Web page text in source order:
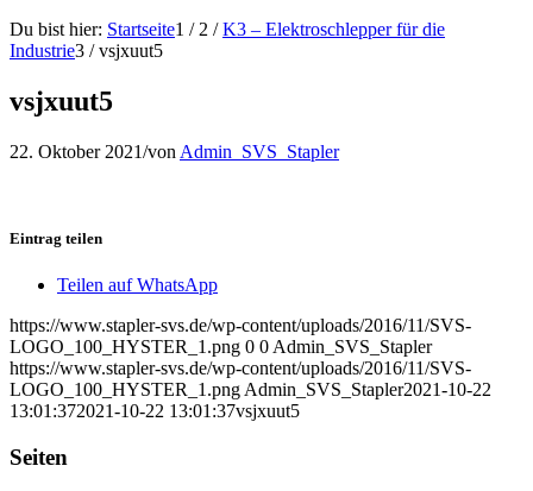
Du bist hier: Startseite1 / 2 / K3 – Elektroschlepper für die
Industrie3 / vsjxuut5
vsjxuut5
22. Oktober 2021/von Admin_SVS_Stapler
Eintrag teilen
Teilen auf WhatsApp
https://www.stapler-svs.de/wp-content/uploads/2016/11/SVS-
LOGO_100_HYSTER_1.png 0 0 Admin_SVS_Stapler
https://www.stapler-svs.de/wp-content/uploads/2016/11/SVS-
LOGO_100_HYSTER_1.png Admin_SVS_Stapler2021-10-22
13:01:372021-10-22 13:01:37vsjxuut5
Seiten